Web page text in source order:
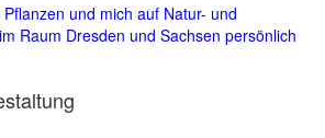
und mich auf Natur- und
Raum Dresden und Sachsen persönlich